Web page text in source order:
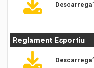
Descarrega’l
Reglament Esportiu
Descarrega’l